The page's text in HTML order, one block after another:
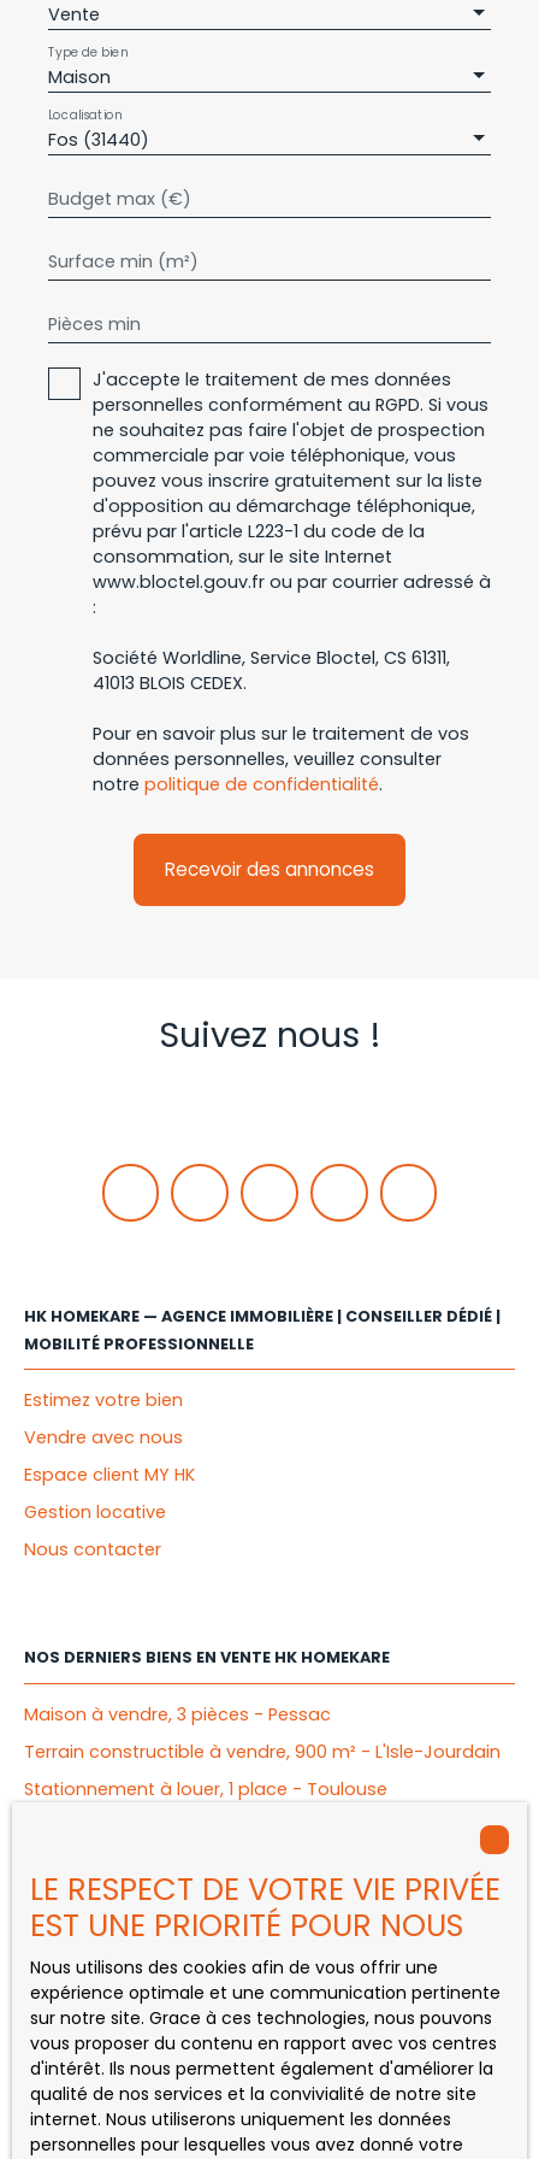
Vente
Maison
Type de bien
Fos (31440)
Localisation
Budget max (€)
Surface min (m²)
Pièces min
J'accepte le traitement de mes données
personnelles conformément au RGPD. Si vous
ne souhaitez pas faire l'objet de prospection
commerciale par voie téléphonique, vous
pouvez vous inscrire gratuitement sur la liste
d'opposition au démarchage téléphonique,
prévu par l'article L223-1 du code de la
consommation, sur le site Internet
www.bloctel.gouv.fr ou par courrier adressé à
:
Société Worldline, Service Bloctel, CS 61311,
41013 BLOIS CEDEX.
Pour en savoir plus sur le traitement de vos
données personnelles, veuillez consulter
notre politique de confidentialité.
Recevoir des annonces
Suivez nous !
HK HOMEKARE — AGENCE IMMOBILIÈRE | CONSEILLER DÉDIÉ |
MOBILITÉ PROFESSIONNELLE
Estimez votre bien
Vendre avec nous
Espace client MY HK
Gestion locative
Nous contacter
NOS DERNIERS BIENS EN VENTE HK HOMEKARE
Maison à vendre, 3 pièces - Pessac
Terrain constructible à vendre, 900 m² - L'Isle-Jourdain
Stationnement à louer, 1 place - Toulouse
Maison à vendre, 5 pièces - Saint-Gaudens
INFORMATIONS
Nos honoraires
Mentions légales
Politique de confidentialité
LE RESPECT DE VOTRE VIE PRIVÉE
EST UNE PRIORITÉ POUR NOUS
Nous utilisons des cookies afin de vous offrir une
expérience optimale et une communication pertinente
sur notre site. Grace à ces technologies, nous pouvons
vous proposer du contenu en rapport avec vos centres
d'intérêt. Ils nous permettent également d'améliorer la
qualité de nos services et la convivialité de notre site
internet. Nous utiliserons uniquement les données
personnelles pour lesquelles vous avez donné votre